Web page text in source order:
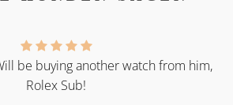
be buying another watch from him,
Rolex Sub!